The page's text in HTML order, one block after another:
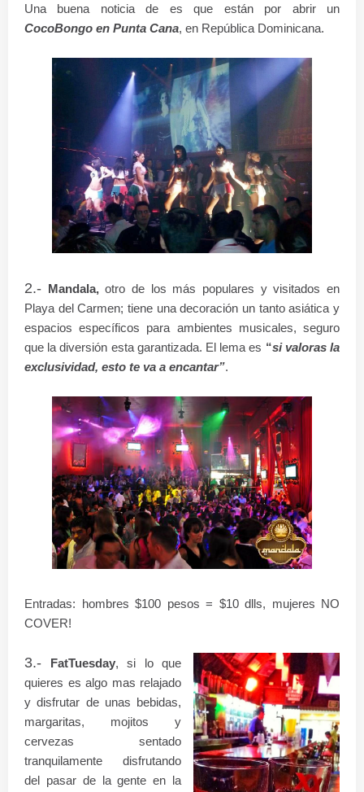
Una buena noticia de es que están por abrir un
CocoBongo en Punta Cana, en República Dominicana.
2.- Mandala,otro de los más populares y visitados en
Playa del Carmen; tiene una decoración un tanto asiática y
espacios específicos para ambientes musicales, seguro
que la diversión esta garantizada. El lema es “si valoras la
exclusividad, esto te va a encantar”.
Entradas: hombres $100 pesos = $10 dlls, mujeres NO
COVER!
3.- FatTuesday, si lo que
quieres es algo mas relajado
y disfrutar de unas bebidas,
margaritas, mojitos y
cervezas sentado
tranquilamente disfrutando
del pasar de la gente en la